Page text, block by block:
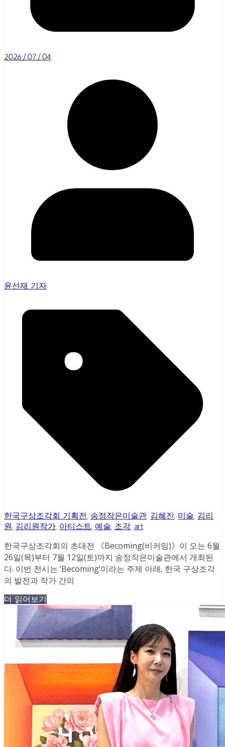
2026/07/04
윤선재 기자
한국구상조각회 기획전, 송정작은미술관, 김혜진, 미술, 김리
원, 김리원작가, 아티스트, 예술, 조각, art
한국구상조각회의 초대전 《Becoming(비커밍)》이 오는 6월
26일(목)부터 7월 12일(토)까지 송정작은미술관에서 개최된
다. 이번 전시는 ‘Becoming’이라는 주제 아래, 한국 구상조각
의 발전과 작가 간의
더 읽어보기